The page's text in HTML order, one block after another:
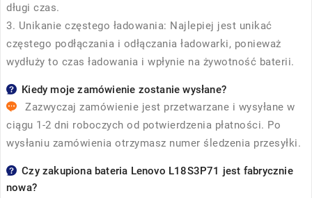
długi czas.
3. Unikanie częstego ładowania: Najlepiej jest unikać
częstego podłączania i odłączania ładowarki, ponieważ
wydłuży to czas ładowania i wpłynie na żywotność baterii.
Kiedy moje zamówienie zostanie wysłane?
Zazwyczaj zamówienie jest przetwarzane i wysyłane w
ciągu 1-2 dni roboczych od potwierdzenia płatności. Po
wysłaniu zamówienia otrzymasz numer śledzenia przesyłki.
Czy zakupiona bateria Lenovo L18S3P71 jest fabrycznie
nowa?